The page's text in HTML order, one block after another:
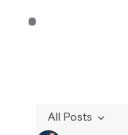
All Posts